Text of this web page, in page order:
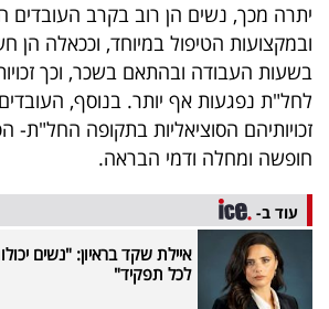
דרושים
ניוזלטרים
מייל
אדום
יתרה מכך, נשים הן רוב בקרב העובדים
ובמקצועות הטיפול במיוחד, וככאלה הן
בשעות העבודה ובהתאם בשכר, וכך
לחל"ת נפגעות אף יותר. בנוסף,
זכויותיהם הסוציאליות בתקופה החל"ת-
חופשה ומחלה ודמי הבראה.
עוד ב-
איילת שקד בראיון: "נשים
לכל תפקיד"